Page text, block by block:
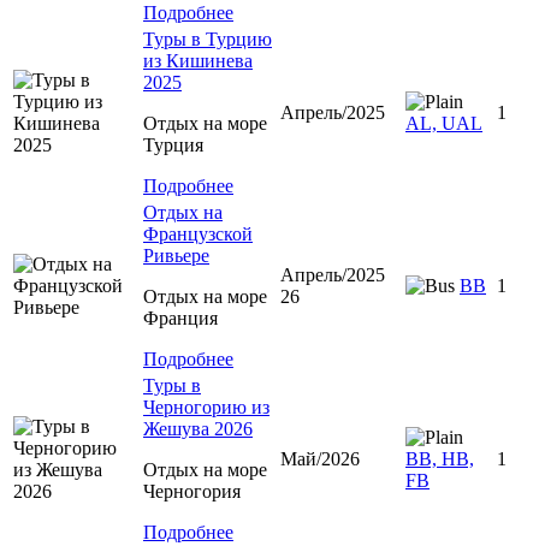
Подробнее
Туры в Турцию
из Кишинева
2025
Отдых на море
Турция
Подробнее
Апрель/2025
AL, UAL
1
Отдых на
Французской
Ривьере
Отдых на море
Франция
Подробнее
Апрель/2025
26
BB 1
Туры в
Черногорию из
Жешува 2026
Отдых на море
Черногория
Подробнее
Май/2026
BB, HB,
FB
1